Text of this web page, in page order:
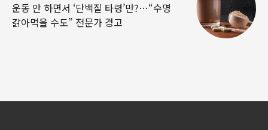
운동 안 하면서 ‘단백질 타령’만?…“수명
갉아먹을 수도” 전문가 경고